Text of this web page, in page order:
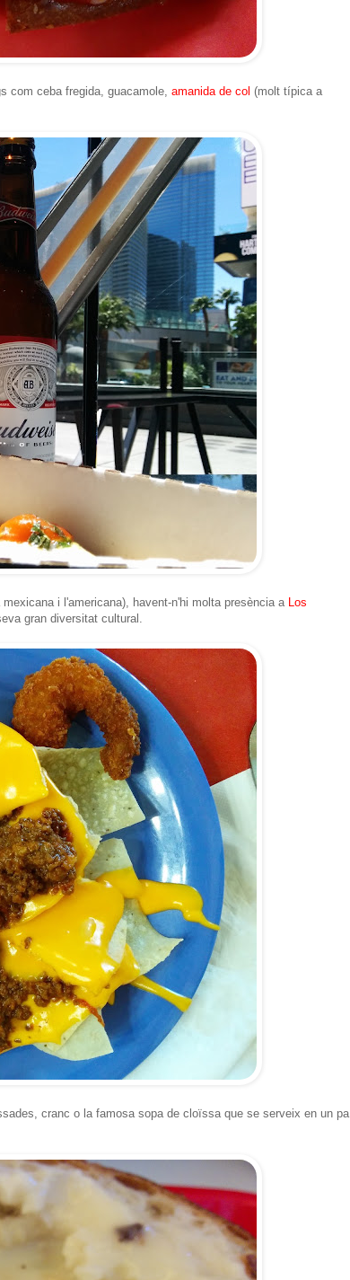
com ceba fregida, guacamole, amanida de col (molt típica a
i l'americana), havent-n'hi molta presència a
Los
gran diversitat cultural.
cranc o la famosa sopa de cloïssa que se serveix en un pa